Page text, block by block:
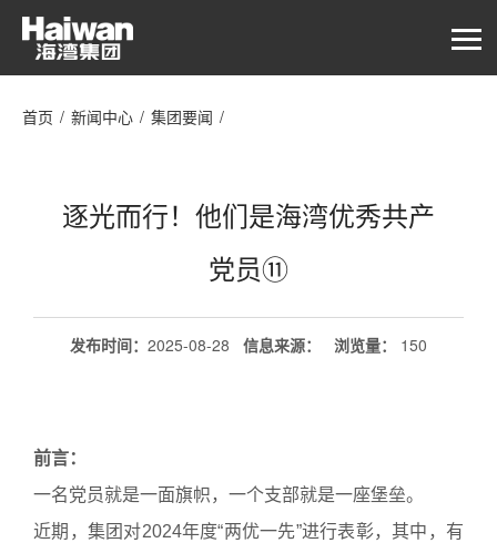
首页 / 新闻中心 / 集团要闻 /
逐光而行！他们是海湾优秀共产
党员⑪
发布时间： 2025-08-28 信息来源： 浏览量： 150
前言：
一名党员就是一面旗帜，一个支部就是一座堡垒。
近期，集团对2024年度“两优一先”进行表彰，其中，有